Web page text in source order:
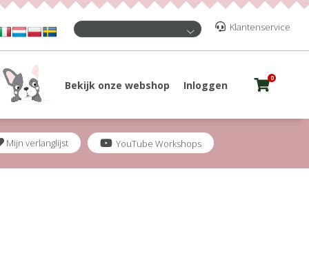
Klantenservice
Bekijk onze webshop Inloggen
0
Mijn verlanglijst YouTube Workshops